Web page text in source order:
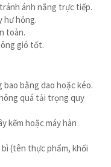
ánh nắng trực tiếp.
hư hỏng.
toàn.
gió tốt.
bằng dao hoặc kéo.
quá tải trọng quy
kẽm hoặc máy hàn
(tên thực phẩm, khối